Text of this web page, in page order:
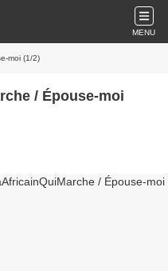
MENU
moi (1/2)
/ Épouse-moi